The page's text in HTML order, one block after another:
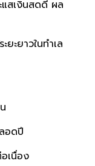
สเงินสดดี ผล
ะยาวในทำเล
อดปี
เนื่อง